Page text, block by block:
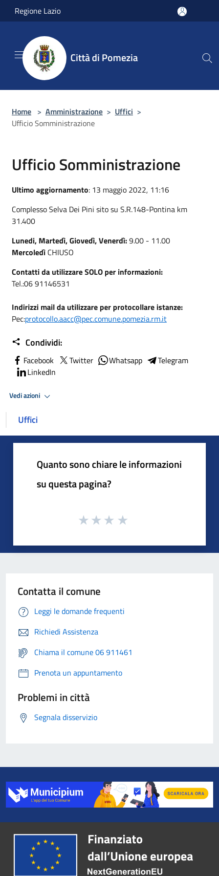
Salta al contenuto principale
Regione Lazio
Città di Pomezia
Home > Amministrazione > Uffici >
Ufficio Somministrazione
Ufficio Somministrazione
Ultimo aggiornamento: 13 maggio 2022, 11:16
Complesso Selva Dei Pini sito su S.R.148-Pontina km
31.400
Lunedi, Martedì, Giovedì, Venerdì:9.00 - 11.00
Mercoledì CHIUSO
Contatti da utilizzare SOLO per informazioni:
Tel.:06 91146531
Indirizzi mail da utilizzare per protocollare istanze:
Pec:protocollo.aacc@pec.comune.pomezia.rm.it
Condividi:
Facebook Twitter Whatsapp
Telegram
LinkedIn
Vedi azioni
Uffici
Quanto sono chiare le informazioni
su questa pagina?
Contatta il comune
Leggi le domande frequenti
Richiedi Assistenza
Chiama il comune 06 911461
Prenota un appuntamento
Problemi in città
Segnala disservizio